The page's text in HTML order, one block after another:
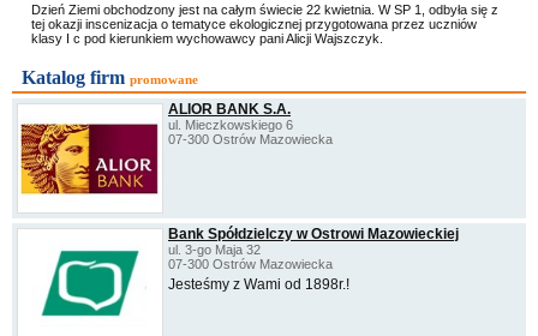
Dzień Ziemi obchodzony jest na całym świecie 22 kwietnia. W SP 1, odbyła się z
tej okazji inscenizacja o tematyce ekologicznej przygotowana przez uczniów
klasy I c pod kierunkiem wychowawcy pani Alicji Wajszczyk.
Katalog firm promowane
ALIOR BANK S.A.
ul. Mieczkowskiego 6
07-300 Ostrów Mazowiecka
Bank Spółdzielczy w Ostrowi Mazowieckiej
ul. 3-go Maja 32
07-300 Ostrów Mazowiecka
Jesteśmy z Wami od 1898r.!